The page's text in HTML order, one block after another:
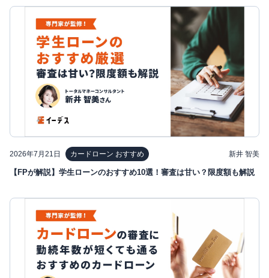
2026年7月21日 カードローン おすすめ 新井 智美
【FPが解説】学生ローンのおすすめ10選！審査は甘い？限度額も解説